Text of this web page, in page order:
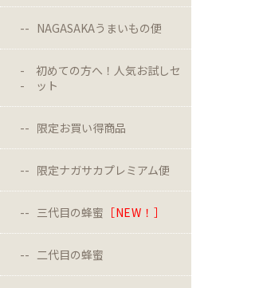
NAGASAKAうまいもの便
初めての方へ！人気お試しセ
ット
限定お買い得商品
限定ナガサカプレミアム便
三代目の蜂蜜 ［NEW！］
二代目の蜂蜜